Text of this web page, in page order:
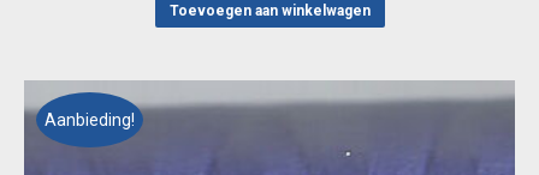
was: is:
Toevoegen aan winkelwagen
Aanbieding!